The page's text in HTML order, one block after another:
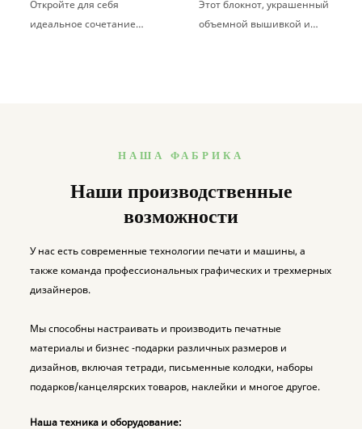
портативный
Откройте для себя
идеальное сочетание
позволяет легко добавлять
или удалять страницы, что
организации заметок,
списков и идей в дороге.
Доступен в 7 красивых
каждый блокнот содержит
80 листов (160 страниц)
высококачественной
линованной бумаги
изображением
Этот блокнот, украшенный
объемной вышивкой и
бумаге плотностью 80 г/м²
позволяющей блокноту
раскрываться на 180°,
превращается в ритуал.
НАША ФАБРИКА
Наши производственные
возможности
У нас есть современные технологии печати и машины, а
также команда профессиональных графических и трехмерных
дизайнеров.
Мы способны настраивать и производить печатные
материалы и бизнес -подарки различных размеров и
дизайнов, включая тетради, письменные колодки, наборы
подарков/канцелярских товаров, наклейки и многое другое.
Наша техника и оборудование: